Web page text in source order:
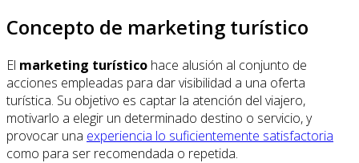
Concepto de marketing turístico
El marketing turístico hace alusión al conjunto de
acciones empleadas para dar visibilidad a una oferta
turística. Su objetivo es captar la atención del viajero,
motivarlo a elegir un determinado destino o servicio, y
provocar una experiencia lo suficientemente satisfactoria
como para ser recomendada o repetida.